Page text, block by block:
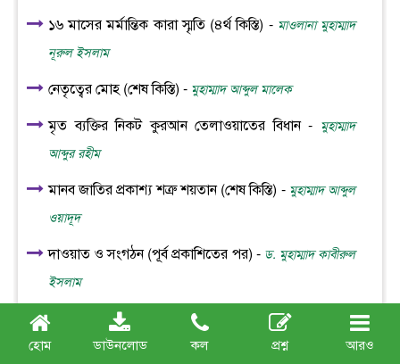
হোম ডাউনলোড কল প্রশ্ন আরও
১৬ মাসের মর্মান্তিক কারা স্মৃতি (৪র্থ কিস্তি) - মাওলানা মুহাম্মাদ
নূরুল ইসলাম
নেতৃত্বের মোহ (শেষ কিস্তি) - মুহাম্মাদ আব্দুল মালেক
মৃত ব্যক্তির নিকট কুরআন তেলাওয়াতের বিধান - মুহাম্মাদ
আব্দুর রহীম
মানব জাতির প্রকাশ্য শত্রু শয়তান (শেষ কিস্তি) - মুহাম্মাদ আব্দুল
ওয়াদূদ
দাওয়াত ও সংগঠন (পূর্ব প্রকাশিতের পর) - ড. মুহাম্মাদ কাবীরুল
ইসলাম
আযান ও ইক্বামত : বিভ্রান্তি নিরসন -
আহমাদুল্লাহ - সৈয়দপুর,
নীলফামারী